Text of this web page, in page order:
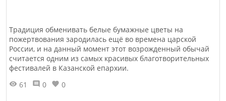
Традиция обменивать белые бумажные цветы на
пожертвования зародилась ещё во времена царской
России, и на данный момент этот возрожденный обычай
считается одним из самых красивых благотворительных
фестивалей в Казанской епархии.
61
0 0